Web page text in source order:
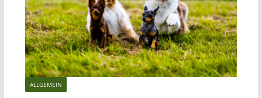
ALLGEMEIN